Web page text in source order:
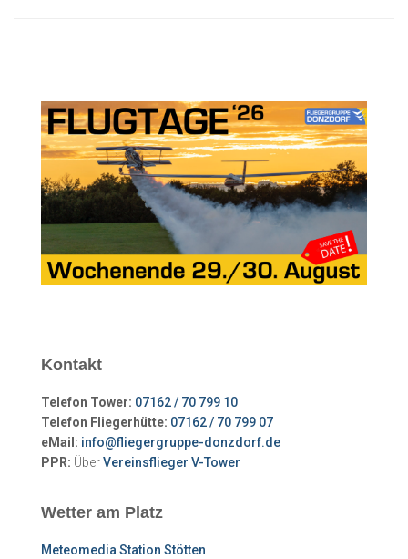
Kontakt
Telefon Tower: 07162 / 70 799 10
Telefon Fliegerhütte: 07162 / 70 799 07
eMail: info@fliegergruppe-donzdorf.de
PPR: ÜberVereinsflieger V-Tower
Wetter am Platz
Meteomedia Station Stötten